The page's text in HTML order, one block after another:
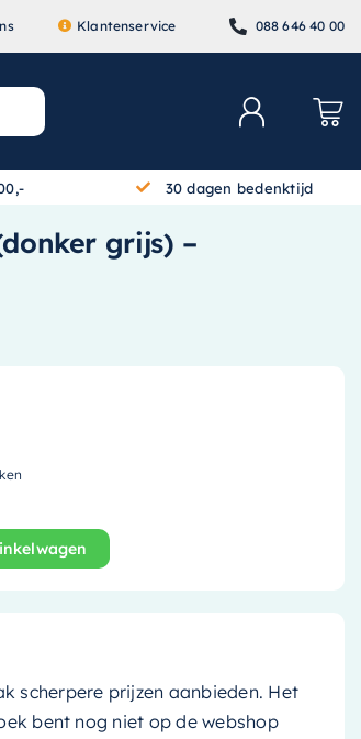
Klantenservice 088 646 40 00
30 dagen bedenktijd
grijs) –
- dark grey (donker grijs)/
scherpere prijzen aanbieden. Het
bent nog niet op de webshop